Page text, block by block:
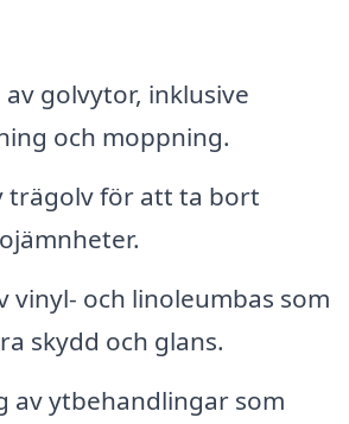
golvytor, inklusive
och moppning.
trägolv för att ta bort
vinyl- och linoleumbas som
skydd och glans.
av ytbehandlingar som